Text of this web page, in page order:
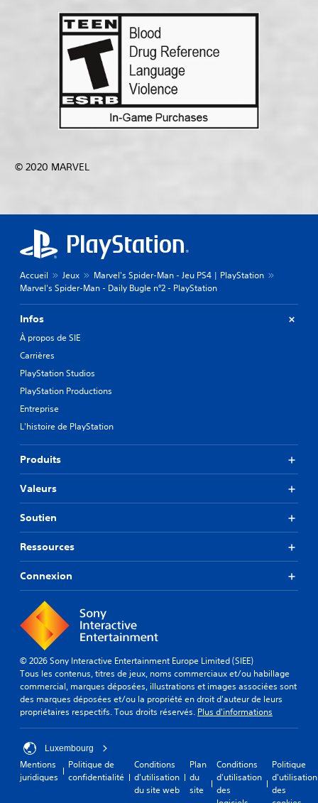
© 2020 MARVEL
Accueil Jeux
Marvel's Spider-Man - Jeu PS4 | PlayStation
Marvel's Spider-Man - Daily Bugle n°2 - PlayStation
Infos
À propos de SIE
Carrières
PlayStation Studios
PlayStation Productions
Entreprise
L'histoire de PlayStation
Produits
Valeurs
Soutien
Ressources
Connexion
© 2026 Sony Interactive Entertainment Europe Limited (SIEE)
Tous les contenus, titres de jeux, noms commerciaux et/ou habillage
commercial, marques déposées, illustrations et images associées sont
des marques déposées et/ou la propriété en droit d'auteur de leurs
propriétaires respectifs. Tous droits réservés. Plus d'informations
Luxembourg
Mentions
juridiques
Politique de
confidentialité
Conditions
d'utilisation
du site web
Plan
du
site
Conditions
d'utilisation
des
Politique
d'utilisation
des